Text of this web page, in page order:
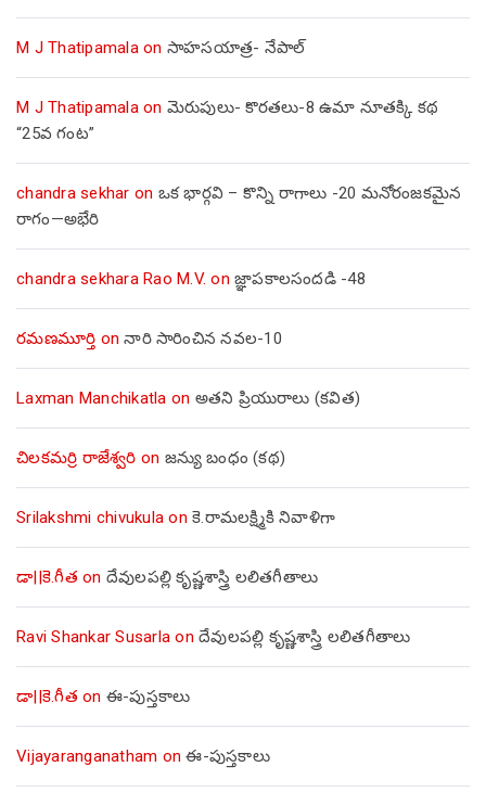
M J Thatipamalaon సాహసయాత్ర- నేపాల్‌
M J Thatipamalaon మెరుపులు- కొరతలు-8 ఉమా నూతక్కి కథ
“25వ గంట”
chandra sekhar on ఒక భార్గవి – కొన్ని రాగాలు -20 మనోరంజకమైన
రాగం—అభేరి
chandra sekhara Rao M.V. on జ్ఞాపకాలసందడి -48
రమణమూర్తి onనారి సారించిన నవల-10
Laxman Manchikatla on అతని ప్రియురాలు (కవిత)
చిలకమర్రి రాజేశ్వరి on జన్యు బంధం (కథ)
Srilakshmi chivukula on కె.రామలక్ష్మికి నివాళిగా
డా||కె.గీత on దేవులపల్లి కృష్ణశాస్త్రి లలితగీతాలు
Ravi Shankar Susarla on దేవులపల్లి కృష్ణశాస్త్రి లలితగీతాలు
డా||కె.గీత on ఈ-పుస్తకాలు
Vijayaranganatham onఈ-పుస్తకాలు